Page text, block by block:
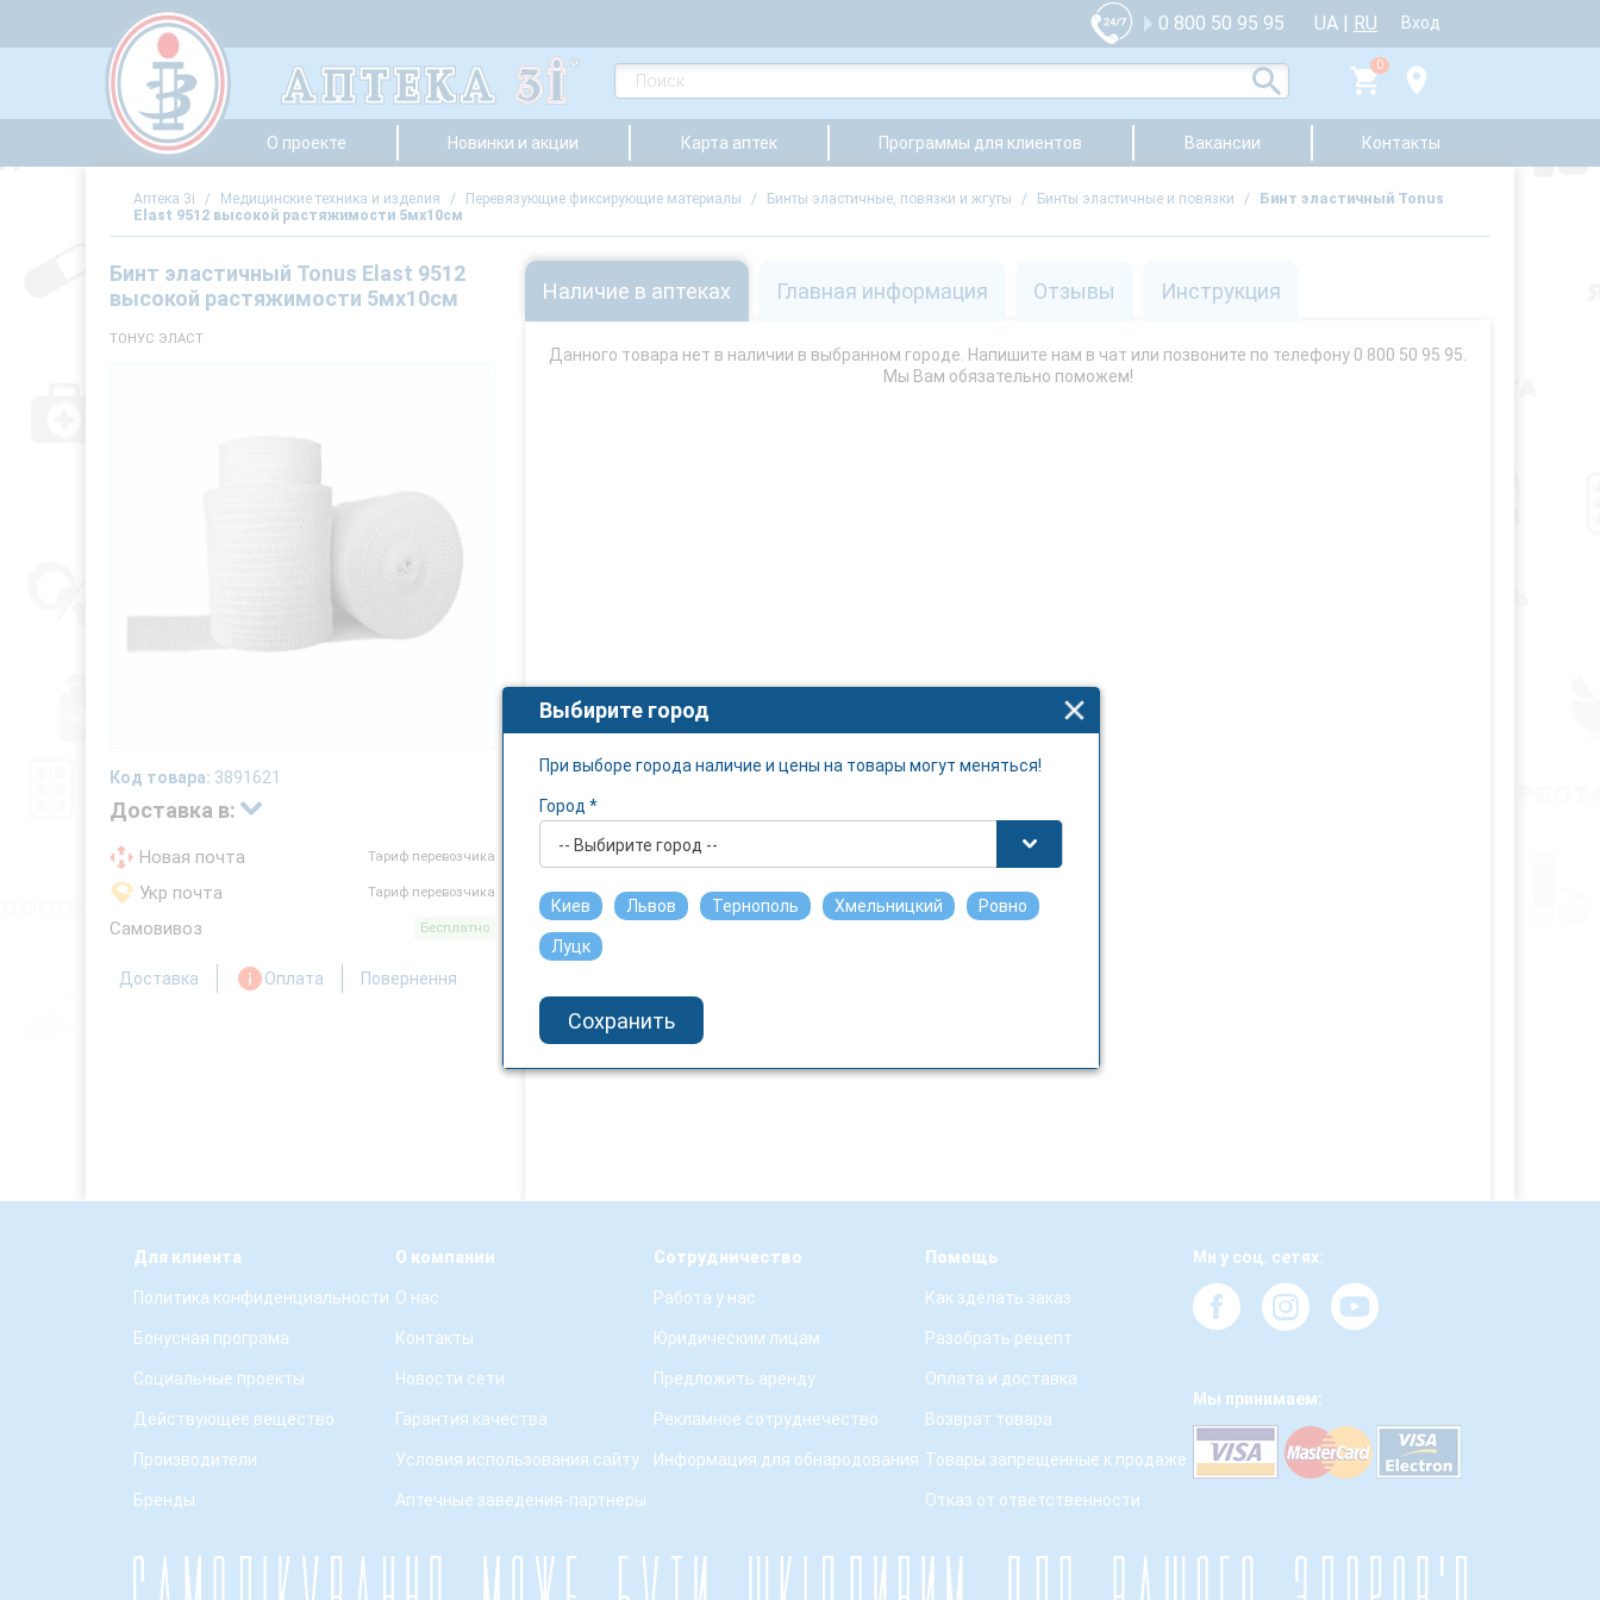
0 800 50 95 95 UA | RU Вход
0
О проекте Новинки и акции Карта аптек Программы для клиентов Вакансии Контакты
Аптека 3i / Медицинские техника и изделия / Перевязующие фиксирующие материалы / Бинты эластичные, повязки и жгуты / Бинты эластичные и повязки /
Бинт эластичный Tonus
Elast 9512 высокой растяжимости 5мх10см
Бинт эластичный Tonus Elast 9512
высокой растяжимости 5мх10см
ТОНУС ЭЛАСТ
Код товара: 3891621
Доставка в:
Новая почта Тариф перевозчика
Укр почта Тариф перевозчика
Самовивоз Бесплатно
Доставка Оплата Повернення
Наличие в аптеках Главная информация Отзывы Инструкция
Данного товара нет в наличии в выбранном городе. Напишите нам в чат или позвоните по телефону 0 800 50 95 95.
Мы Вам обязательно поможем!
Для клиента
Политика конфиденциальности
Бонусная програма
Социальные проекты
Действующее вещество
Производители
Бренды
О компании
О нас
Контакты
Новости сети
Гарантия качества
Условия использования сайту
Аптечные заведения-партнеры
Сотрудничество
Работа у нас
Юридическим лицам
Предложить аренду
Рекламное сотруднечество
Информация для обнародования
Помощь
Как зделать заказ
Разобрать рецепт
Оплата и доставка
Возврат товара
Товары запрещенные к продаже
Отказ от ответственности
Ми у соц. сетях:
Мы принимаем:
Выбирите город
При выборе города наличие и цены на товары могут меняться!
Город *
-- Выбирите город --
Киев Львов Тернополь Хмельницкий Ровно
Луцк
Сохранить